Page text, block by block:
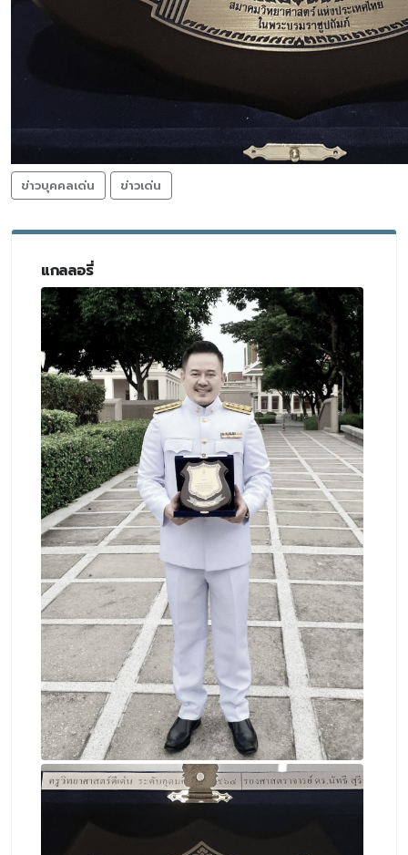
ข่าวบุคคลเด่น ข่าวเด่น
แกลลอรี่